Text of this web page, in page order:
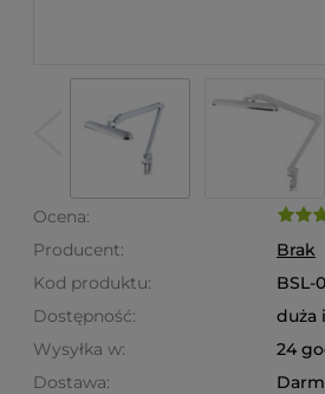
Ocena:
Producent:
Brak
Kod produktu:
BSL-
Dostępność:
duża
Wysyłka w:
24
Dostawa: